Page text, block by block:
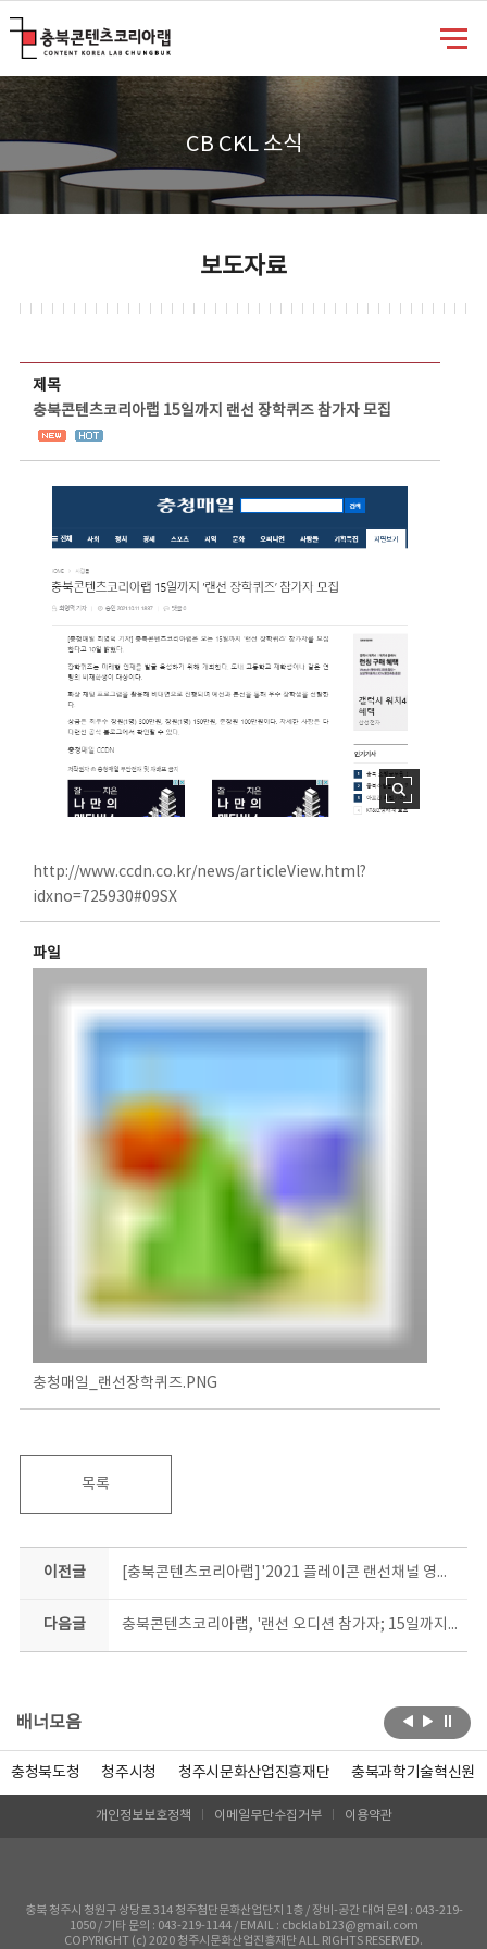
CB CKL 소식
보도자료
제목
충북콘텐츠코리아랩 15일까지 랜선 장학퀴즈 참가자 모집
http://www.ccdn.co.kr/news/articleView.html?
idxno=725930#09SX
파일
충청매일_랜선장학퀴즈.PNG
목록
이전글 [충북콘텐츠코리아랩]'2021 플레이콘 랜선채널 영상 공모전' 참가자 모집
다음글 충북콘텐츠코리아랩, '랜선 오디션 참가자; 15일까지 접수
배너모음
충청북도청 청주시청 청주시문화산업진흥재단 충북과학기술혁신원
개인정보보호정책 이메일무단수집거부 이용약관
충북 청주시 청원구 상당로 314 청주첨단문화산업단지 1층 / 장비-공간 대여 문의 : 043-219-
1050 / 기타 문의 : 043-219-1144 / EMAIL : cbcklab123@gmail.com
COPYRIGHT (c) 2020 청주시문화산업진흥재단 ALL RIGHTS RESERVED.